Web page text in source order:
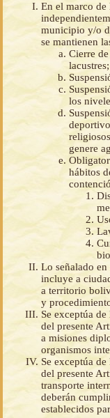
En el marco de
municipio y/o
se mantienen
Cierre
lacustres;
los
genere
hábitos
Lo señalado
incluye a
a territorio
y
Se exceptúa
del presente
a misiones
organismos
Se exceptúa
del presente
transporte
deberán
establecidos